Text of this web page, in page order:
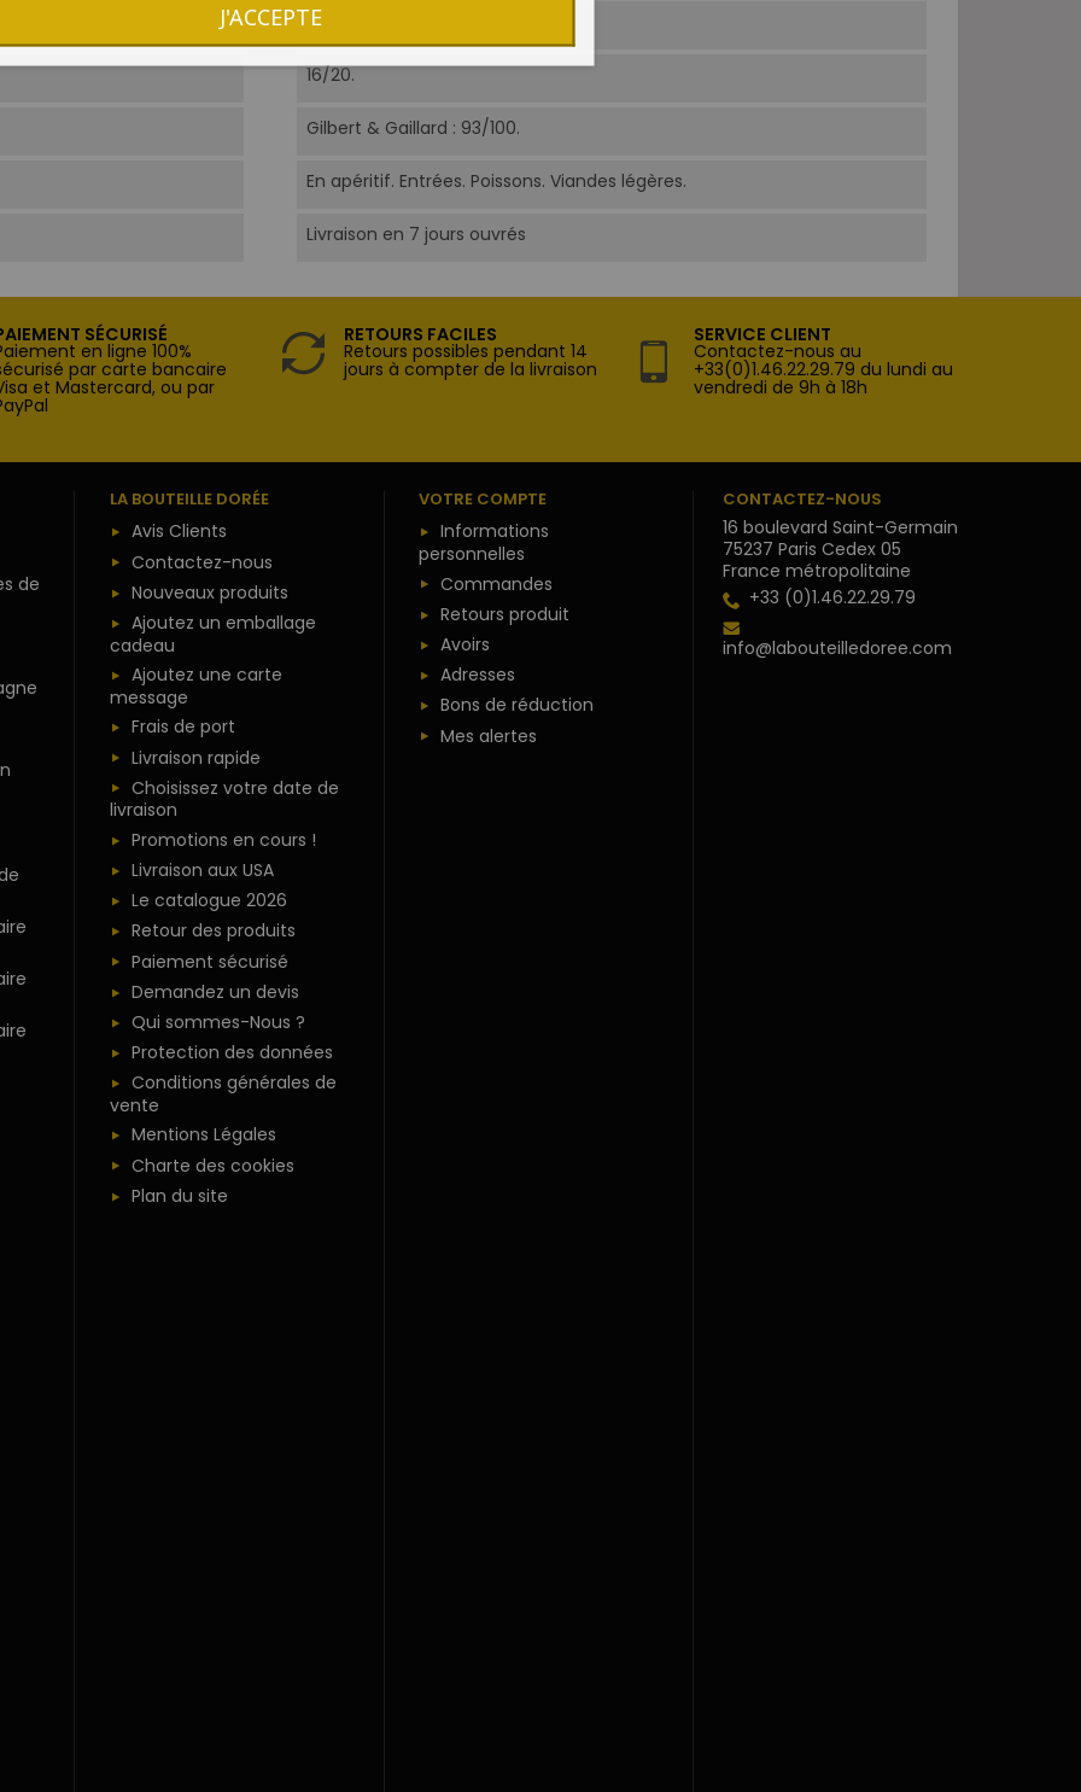
Amateur de Champagne
16/20.
Gilbert & Gaillard : 93/100.
En apéritif. Entrées. Poissons. Viandes légères.
Livraison en 7 jours ouvrés
SÉCURISÉ
en ligne 100%
par carte bancaire
et Mastercard, ou par
RETOURS FACILES
Retours possibles pendant 14
jours à compter de la livraison
SERVICE CLIENT
Contactez-nous au
+33(0)1.46.22.29.79 du lundi au
vendredi de 9h à 18h
de
LA BOUTEILLE DORÉE
Avis Clients
Contactez-nous
Nouveaux produits
Ajoutez un emballage
cadeau
Ajoutez une carte
message
Frais de port
Livraison rapide
Choisissez votre date de
livraison
Promotions en cours !
Livraison aux USA
Le catalogue 2026
Retour des produits
Paiement sécurisé
Demandez un devis
Qui sommes-Nous ?
Protection des données
Conditions générales de
vente
Mentions Légales
Charte des cookies
Plan du site
VOTRE COMPTE
Informations
personnelles
Commandes
Retours produit
Avoirs
Adresses
Bons de réduction
Mes alertes
CONTACTEZ-NOUS
16 boulevard Saint-Germain
75237 Paris Cedex 05
France métropolitaine
+33 (0)1.46.22.29.79
info@labouteilledoree.com
J'ACCEPTE